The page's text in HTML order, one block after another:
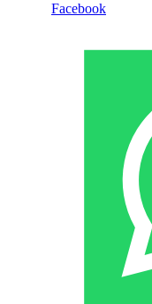
Facebook